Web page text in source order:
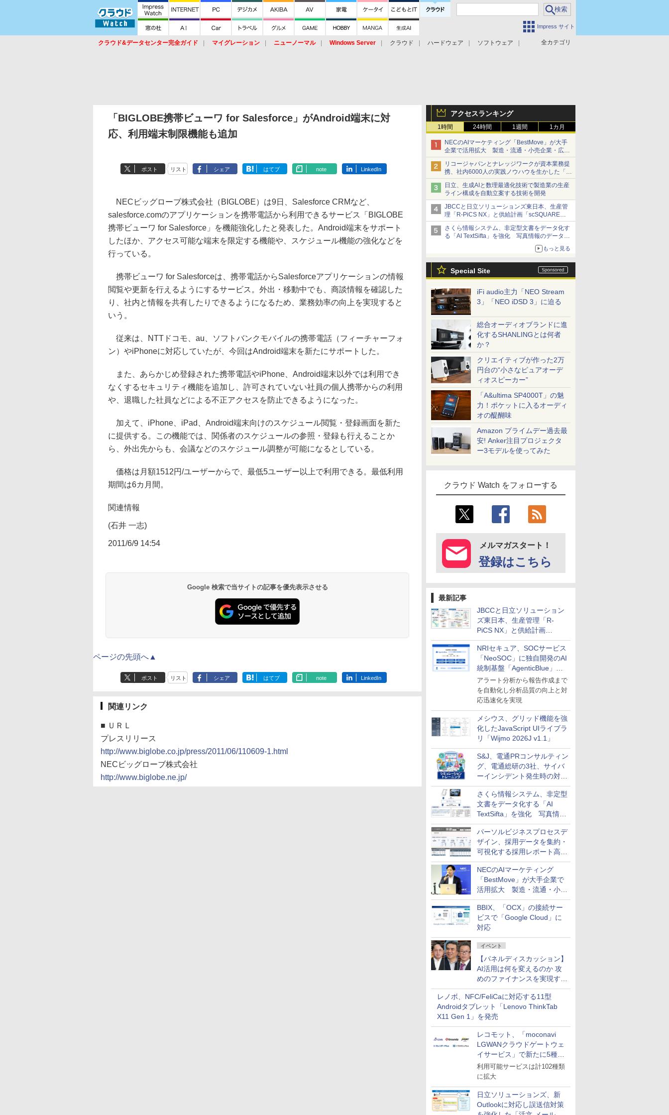
Impress サイト
全カテゴリ
クラウド&データセンター完全ガイド マイグレーション ニューノーマル Windows Server クラウド ハードウェア
ソフトウェア
アクセスランキング
1時間 24時間 1週間 1カ月
NECのAIマーケティング「BestMove」が大手
企業で活用拡大 製造・流通・小売企業・広告
代理店などが実装フェーズへ
リコージャパンとナレッジワークが資本業務提
携、社内6000人の実践ノウハウを生かした「AI
商談記録 for RICOH」を展開へ
日立、生成AIと数理最適化技術で製造業の生産
ライン構成を自動立案する技術を開発
JBCCと日立ソリューションズ東日本、生産管
理「R-PiCS NX」と供給計画「scSQUARE
ISP」の連携サービスを提供開始
さくら情報システム、非定型文書をデータ化す
る「AI TextSifta」を強化 写真情報のデータ化
もっと見る
Special Site
iFi audio主力「NEO Stream
3」「NEO iDSD 3」に迫る
総合オーディオブランドに進
化するSHANLINGとは何者
か？
クリエイティブが作った2万
円台の“小さなピュアオーデ
ィオスピーカー”
「A&ultima SP4000T」の魅
力！ポケットに入るオーディ
オの醍醐味
Amazon プライムデー過去最
安! Anker注目プロジェクタ
ー3モデルを使ってみた
クラウド Watch をフォローする
メルマガスタート！
登録はこちら
最新記事
JBCCと日立ソリューション
ズ東日本、生産管理「R-
PiCS NX」と供給計画
「scSQUARE ISP」の連携サ
ービスを提供開始
NRIセキュア、SOCサービス
「NeoSOC」に独自開発のAI
統制基盤「AgenticBlue」を
導入
アラート分析から報告作成まで
を自動化し分析品質の向上と対
応迅速化を実現
メシウス、グリッド機能を強
化したJavaScript UIライブラ
リ「Wijmo 2026J v1.1」
S&J、電通PRコンサルティン
グ、電通総研の3社、サイバ
ーインシデント発生時の対応
と危機管理広報を一体的に訓
練するプログラムを提供
さくら情報システム、非定型
文書をデータ化する「AI
TextSifta」を強化 写真情報
のデータ化などに対応
パーソルビジネスプロセスデ
ザイン、採用データを集約・
可視化する採用レポート高速
化サービスを提供
NECのAIマーケティング
「BestMove」が大手企業で
活用拡大 製造・流通・小売
企業・広告代理店などが実装
フェーズへ
BBIX、「OCX」の接続サー
ビスで「Google Cloud」に
対応
イベント
【パネルディスカッション】
AI活用は何を変えるのか 攻
めのファイナンスを実現する
業務設計とマインドセット変
革
レノボ、NFC/FeliCaに対応する11型
Androidタブレット「Lenovo ThinkTab
X11 Gen 1」を発売
レコモット、「moconavi
LGWANクラウドゲートウェ
イサービス」で新たに5種類
のサービスと連携開始
利用可能サービスは計102種類
に拡大
日立ソリューションズ、新
Outlookに対応し誤送信対策
「BIGLOBE携帯ビューワ for Salesforce」がAndroid端末に対
応、利用端末制限機能も追加
ポスト リスト シェア はてブ note LinkedIn
NECビッグローブ株式会社（BIGLOBE）は9日、Salesforce CRMなど、
salesforce.comのアプリケーションを携帯電話から利用できるサービス「BIGLOBE
携帯ビューワ for Salesforce」を機能強化したと発表した。Android端末をサポート
したほか、アクセス可能な端末を限定する機能や、スケジュール機能の強化などを
行っている。
携帯ビューワ for Salesforceは、携帯電話からSalesforceアプリケーションの情報
閲覧や更新を行えるようにするサービス。外出・移動中でも、商談情報を確認した
り、社内と情報を共有したりできるようになるため、業務効率の向上を実現すると
いう。
従来は、NTTドコモ、au、ソフトバンクモバイルの携帯電話（フィーチャーフォ
ン）やiPhoneに対応していたが、今回はAndroid端末を新たにサポートした。
また、あらかじめ登録された携帯電話やiPhone、Android端末以外では利用でき
なくするセキュリティ機能を追加し、許可されていない社員の個人携帯からの利用
や、退職した社員などによる不正アクセスを防止できるようになった。
加えて、iPhone、iPad、Android端末向けのスケジュール閲覧・登録画面を新た
に提供する。この機能では、関係者のスケジュールの参照・登録も行えることか
ら、外出先からも、会議などのスケジュール調整が可能になるとしている。
価格は月額1512円/ユーザーからで、最低5ユーザー以上で利用できる。最低利用
期間は6カ月間。
関連情報
(石井 一志)
2011/6/9 14:54
Google 検索で当サイトの記事を優先表示させる
ページの先頭へ▲
ポスト リスト シェア はてブ note LinkedIn
関連リンク
■ ＵＲＬ
プレスリリース
http://www.biglobe.co.jp/press/2011/06/110609-1.html
NECビッグローブ株式会社
http://www.biglobe.ne.jp/